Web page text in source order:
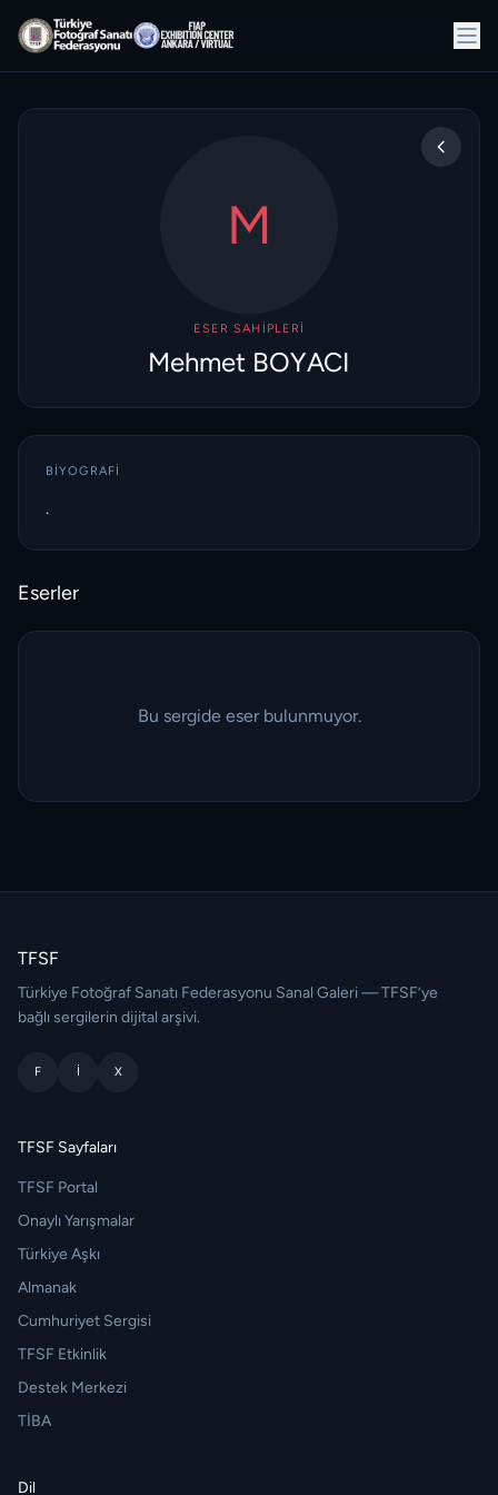
M
ESER SAHIPLERI
Mehmet BOYACI
BIYOGRAFI
.
Eserler
Bu sergide eser bulunmuyor.
TFSF
Türkiye Fotoğraf Sanatı Federasyonu Sanal Galeri — TFSF’ye
bağlı sergilerin dijital arşivi.
F I X
TFSF Sayfaları
TFSF Portal
Onaylı Yarışmalar
Türkiye Aşkı
Almanak
Cumhuriyet Sergisi
TFSF Etkinlik
Destek Merkezi
TİBA
Dil